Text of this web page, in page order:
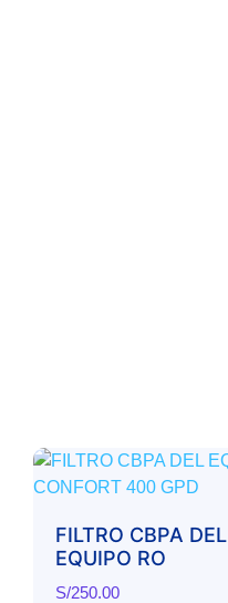
FILTRO CBPA DEL
EQUIPO RO
S/250.00